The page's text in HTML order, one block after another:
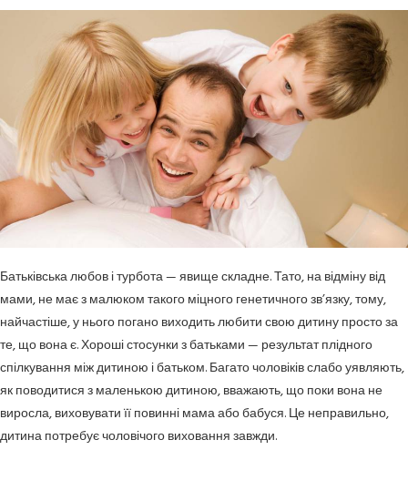
Батьківська любов і турбота — явище складне. Тато, на відміну від
мами, не має з малюком такого міцного генетичного зв’язку, тому,
найчастіше, у нього погано виходить любити свою дитину просто за
те, що вона є. Хороші стосунки з батьками — результат плідного
спілкування між дитиною і батьком. Багато чоловіків слабо уявляють,
як поводитися з маленькою дитиною, вважають, що поки вона не
виросла, виховувати її повинні мама або бабуся. Це неправильно,
дитина потребує чоловічого виховання завжди.